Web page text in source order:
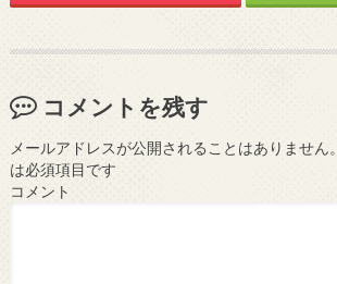
コメントを残す
メールアドレスが公開されることはありません。
は必須項目です
コメント